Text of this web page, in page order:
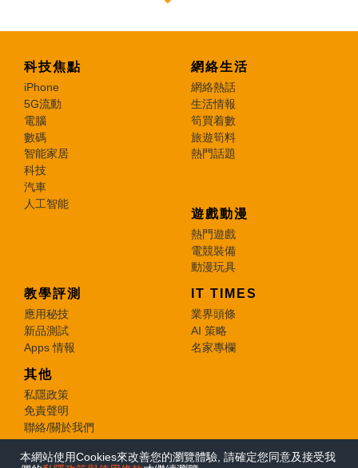
本網站使用Cookies來改善您的瀏覽體驗, 請確定您同意及接受我
科技焦點
iPhone
5G流動
電腦
數碼
智能家居
科技
汽車
人工智能
網絡生活
網絡熱話
生活情報
筍買着數
旅遊筍料
熱門話題
遊戲動漫
熱門遊戲
電競裝備
動漫玩具
教學評測
應用秘技
新品測試
Apps 情報
IT TIMES
業界頭條
AI 策略
名家專欄
其他
私隱政策
免責聲明
聯絡/關於我們
© 2026 e-zone. All Rights Reserved.